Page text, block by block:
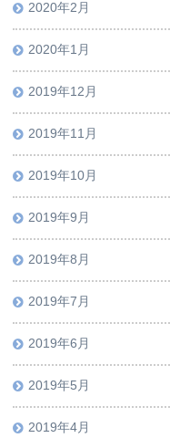
2020年2月
2020年1月
2019年12月
2019年11月
2019年10月
2019年9月
2019年8月
2019年7月
2019年6月
2019年5月
2019年4月